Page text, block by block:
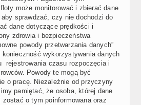
może monitorować i zbierać dane
sprawdzać, czy nie dochodzi do
dane dotyczące prędkości i
zdrowia i bezpieczeństwa
powody przetwarzania danych”
konieczność wykorzystywania danych
rejestrowania czasu rozpoczęcia i
Powody te mogą być
o pracę. Niezależnie od przyczyny
pamiętać, że osoba, której dane
o tym poinformowana oraz